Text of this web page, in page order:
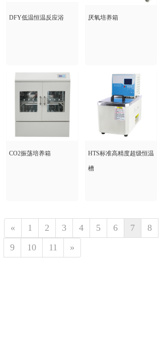
DFY低温恒温反应浴 厌氧培养箱
CO2振荡培养箱 HTS标准高精度超级恒温
槽
« 1 2 3 4 5 6 7
8
9
10 11 »